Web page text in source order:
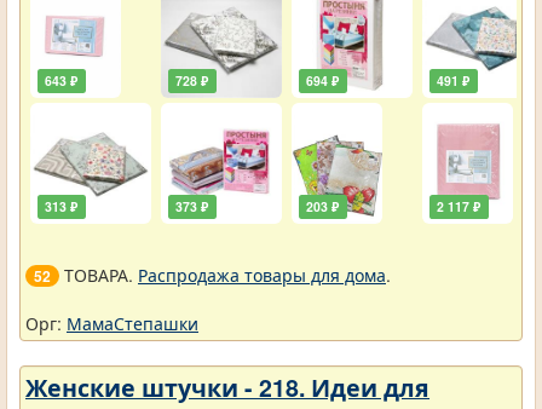
643 ₽
313 ₽
728 ₽
373 ₽
694 ₽
203 ₽
491 ₽
2 117 ₽
52 ТОВАРА. Распродажа товары для дома.
Орг: МамаСтепашки
Женские штучки - 218. Идеи для